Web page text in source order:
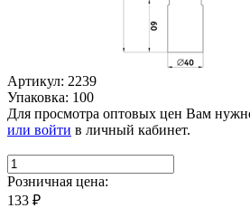
Артикул: 2239
Упаковка: 100
Для просмотра оптовых цен Вам
или войти в личный кабинет.
Розничная цена:
133 ₽